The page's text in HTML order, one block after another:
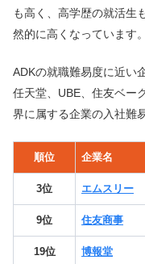
も高く、高学歴の就活生
然的に高くなっています。
ADKの就職難易度に近い
任天堂、UBE、住友ベー
界に属する企業の入社難
順位 企業名
3位 エムスリー
9位 住友商事
19位 博報堂